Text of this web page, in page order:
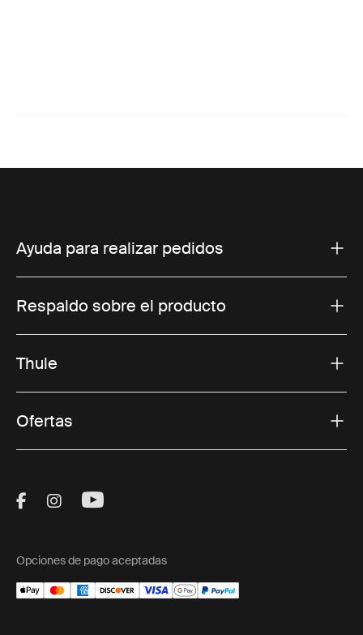
Ayuda para realizar pedidos
Respaldo sobre el producto
Thule
Ofertas
Visit Thule on Facebook (external link)
Visit Thule on Instagram (external link)
Visit Thule on Youtube (external
Opciones de pago aceptadas